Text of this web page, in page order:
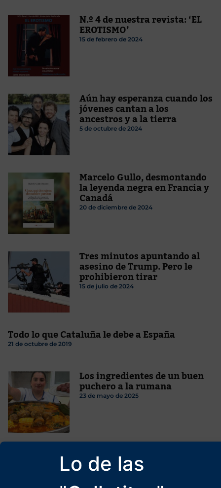
Lo de las
N.º 4 de nuestra revista: ‘EL
EROTISMO’
15 de febrero de 2024
Aún hay esperanza cuando los
jóvenes cantan a los
ancestros y a la tierra
5 de octubre de 2024
Marcelo Gullo, desmontando
la leyenda negra en Francia y
Canadá
20 de diciembre de 2024
Tres minutos apuntando al
asesino de Trump. Pero le
prohibieron tirar
15 de julio de 2024
Todo lo que Cataluña le debe a España
21 de octubre de 2019
Los ingredientes de un buen
puchero a la rumana
23 de mayo de 2025
El lujo de la tiza
18 de marzo de 2026